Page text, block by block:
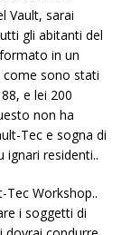
Vault, sarai
gli abitanti del
in un
come sono stati
e lei 200
non ha
Tec e sogna di
ignari residenti..
Tec Workshop..
i soggetti di